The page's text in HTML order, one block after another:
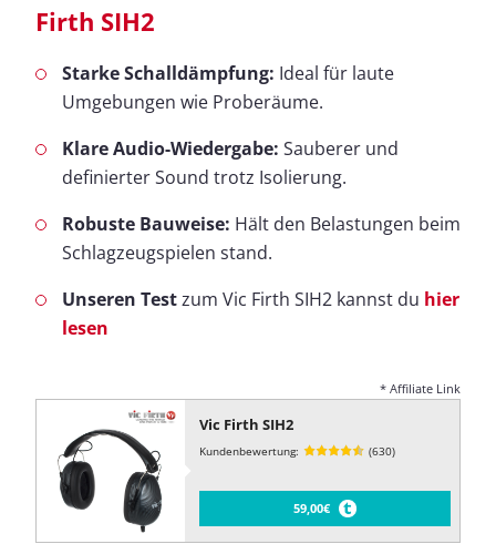
Firth SIH2
Starke Schalldämpfung: Ideal für laute
Umgebungen wie Proberäume.
Klare Audio-Wiedergabe: Sauberer und
definierter Sound trotz Isolierung.
Robuste Bauweise: Hält den Belastungen beim
Schlagzeugspielen stand.
Unseren Testzum Vic Firth SIH2 kannst du hier
lesen
* Affiliate Link
Vic Firth SIH2
Kundenbewertung: (630)
59,00€